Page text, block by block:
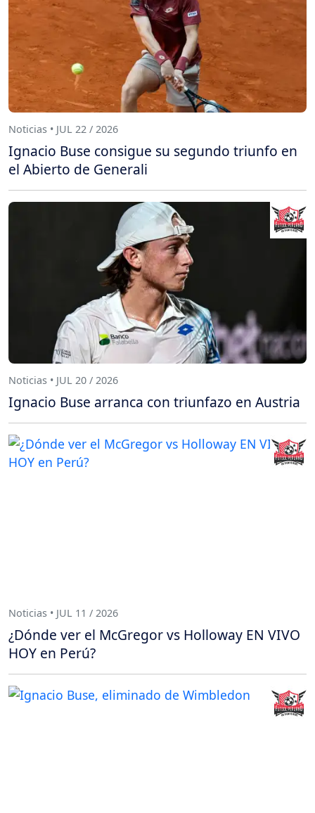
Noticias • JUL 22 / 2026
Ignacio Buse consigue su segundo triunfo en
el Abierto de Generali
Noticias • JUL 20 / 2026
Ignacio Buse arranca con triunfazo en Austria
Noticias • JUL 11 / 2026
¿Dónde ver el McGregor vs Holloway EN VIVO
HOY en Perú?